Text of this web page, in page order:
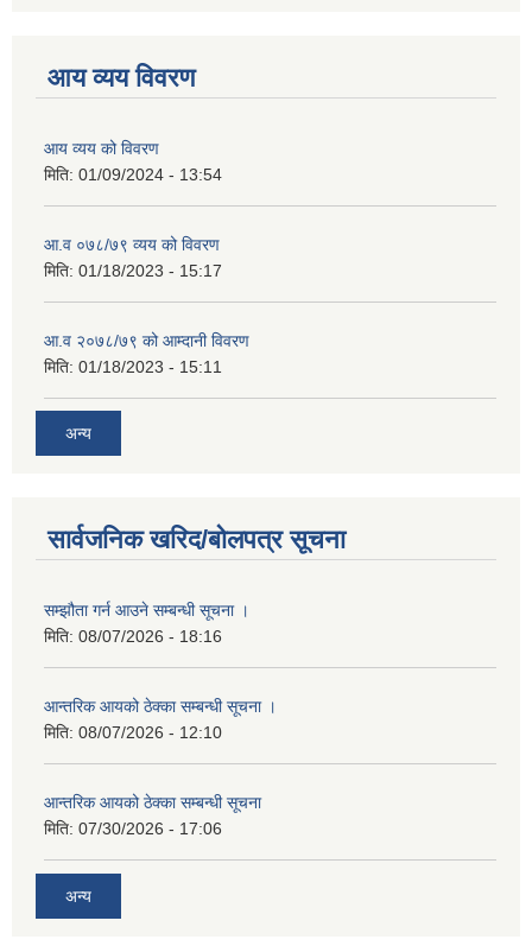
आय व्यय विवरण
आय व्यय को विवरण
मिति: 01/09/2024 - 13:54
आ.व ०७८/७९ व्यय को विवरण
मिति: 01/18/2023 - 15:17
आ.व २०७८/७९ को आम्दानी विवरण
मिति: 01/18/2023 - 15:11
अन्य
सार्वजनिक खरिद/बोलपत्र सूचना
सम्झौता गर्न आउने सम्बन्धी सूचना ।
मिति: 08/07/2026 - 18:16
आन्तरिक आयको ठेक्का सम्बन्धी सूचना ।
मिति: 08/07/2026 - 12:10
आन्तरिक आयको ठेक्का सम्बन्धी सूचना
मिति: 07/30/2026 - 17:06
अन्य